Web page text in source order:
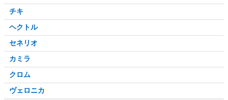
チキ
ヘクトル
セネリオ
カミラ
クロム
ヴェロニカ